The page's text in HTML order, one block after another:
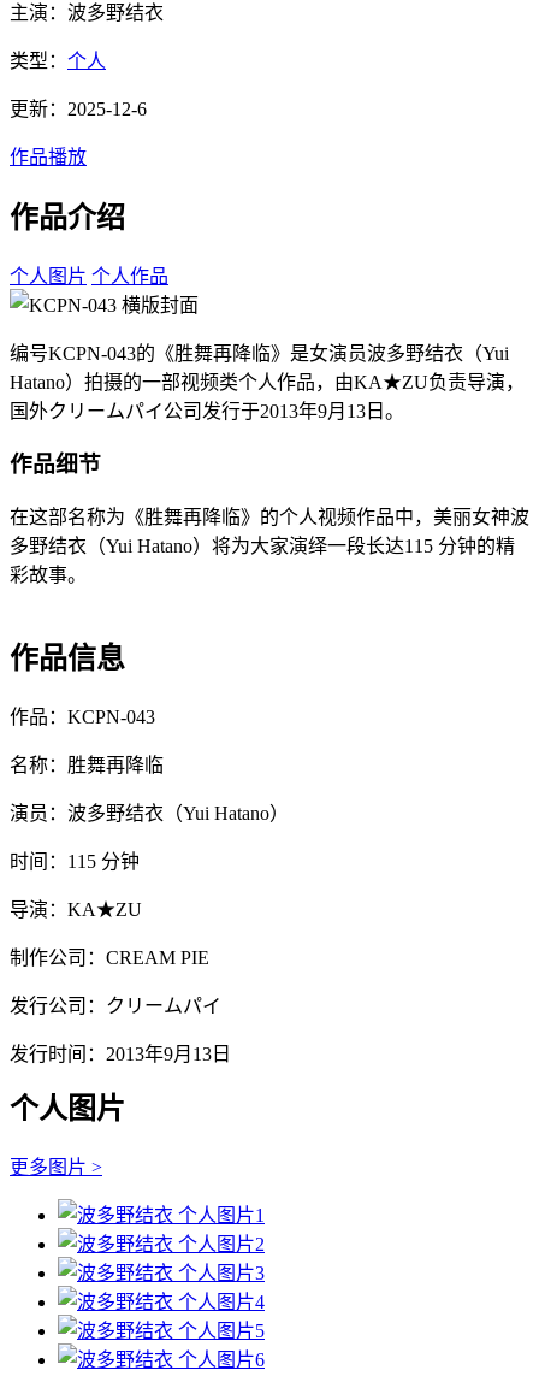
主演：波多野结衣
类型： 个人
更新：2025-12-6
作品播放
作品介绍
个人图片 个人作品
编号KCPN-043的《胜舞再降临》是女演员波多野结衣（Yui
Hatano）拍摄的一部视频类个人作品，由KA★ZU负责导演，
国外クリームパイ公司发行于2013年9月13日。
作品细节
在这部名称为《胜舞再降临》的个人视频作品中，美丽女神波
多野结衣（Yui Hatano）将为大家演绎一段长达115 分钟的精
彩故事。
作品信息
作品：KCPN-043
名称：胜舞再降临
演员：波多野结衣（Yui Hatano）
时间：115 分钟
导演：KA★ZU
制作公司：CREAM PIE
发行公司：クリームパイ
发行时间：2013年9月13日
个人图片
更多图片 >